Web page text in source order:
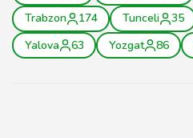
Trabzon
174 Tunceli 35
Yalova
63 Yozgat 86